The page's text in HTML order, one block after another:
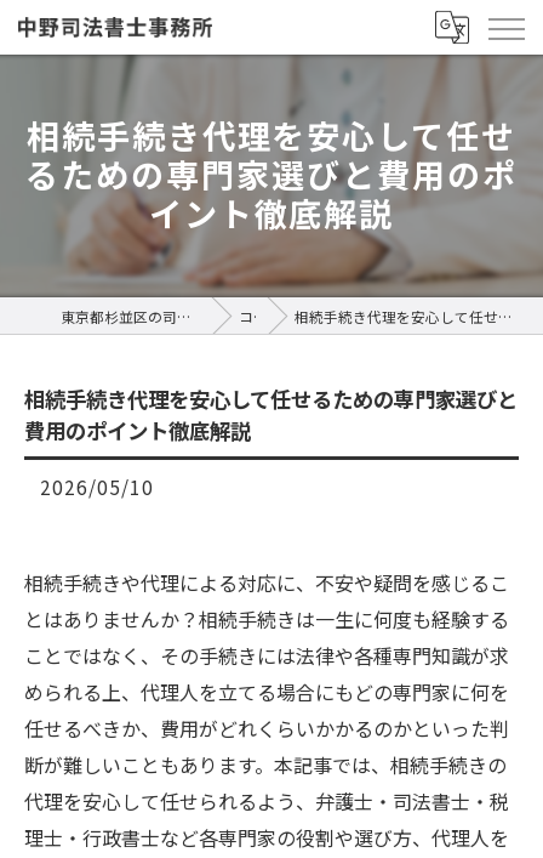
相続手続き代理を安心して任せ
るための専門家選びと費用のポ
イント徹底解説
東京都杉並区の司法書士なら中野司法書士事務所 コラム 相続手続き代理を安心して任せるための専門家選びと費用のポイント徹底解説
相続手続き代理を安心して任せるための専門家選びと
費用のポイント徹底解説
2026/05/10
相続手続きや代理による対応に、不安や疑問を感じるこ
とはありませんか？相続手続きは一生に何度も経験する
ことではなく、その手続きには法律や各種専門知識が求
められる上、代理人を立てる場合にもどの専門家に何を
任せるべきか、費用がどれくらいかかるのかといった判
断が難しいこともあります。本記事では、相続手続きの
代理を安心して任せられるよう、弁護士・司法書士・税
理士・行政書士など各専門家の役割や選び方、代理人を